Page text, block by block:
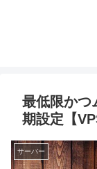
最低限かつ
期設定【
サーバー